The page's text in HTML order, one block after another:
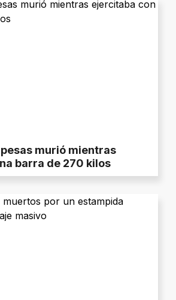
murió mientras
barra de 270 kilos